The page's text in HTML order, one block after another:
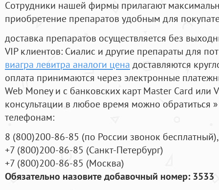
Cотрудники нашей фирмы прилагают
приобретение препаратов удобным для
доставка препаратов осуществляется без
VIP клиентов: Сиалис и другие препараты для
виагра левитра аналоги цена доставляются
оплата принимаются через электронные
Web Money и с банковских карт Master Card или
консультации в любое время можно обратиться
телефонам:
8 (800)200-86-85 (по России звонок бесплатный),
+7 (800)200-86-85 (Санкт-Петербург)
+7 (800)200-86-85 (Москва)
Обязательно назовите добавочный номер: 3533